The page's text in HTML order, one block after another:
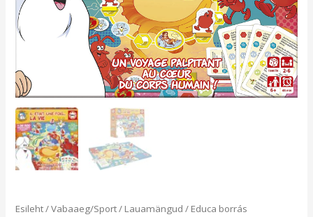
Esileht/Vabaaeg/Sport/ Lauamängud / Educa borrás